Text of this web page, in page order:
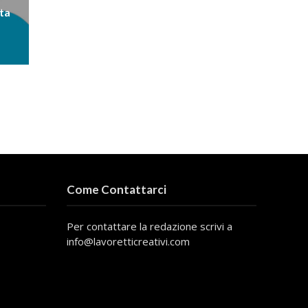
Come Contattarci
Per contattare la redazione scrivi a
info@lavoretticreativi.com